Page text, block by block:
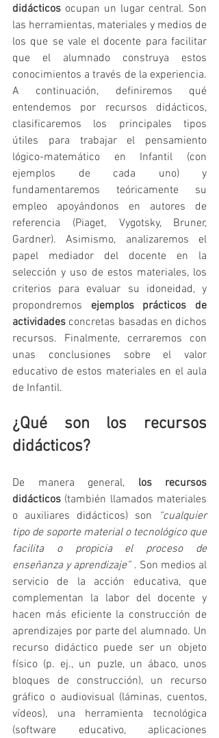
didácticos ocupan un lugar central. Son
las herramientas, materiales y medios de
los que se vale el docente para facilitar
que el alumnado construya estos
conocimientos a través de la experiencia.
A continuación, definiremos qué
entendemos por recursos didácticos,
clasificaremos los principales tipos
útiles para trabajar el pensamiento
lógico-matemático en Infantil (con
ejemplos de cada uno) y
fundamentaremos teóricamente su
empleo apoyándonos en autores de
referencia (Piaget, Vygotsky, Bruner,
Gardner). Asimismo, analizaremos el
papel mediador del docente en la
selección y uso de estos materiales, los
criterios para evaluar su idoneidad, y
propondremos ejemplos prácticos de
actividades concretas basadas en dichos
recursos. Finalmente, cerraremos con
unas conclusiones sobre el valor
educativo de estos materiales en el aula
de Infantil.
¿Qué son los recursos
didácticos?
De manera general, los recursos
didácticos (también llamados materiales
o auxiliares didácticos) son
“cualquier
tipo de soporte material o tecnológico que
facilita o propicia el proceso de
enseñanza y aprendizaje” . Son medios al
servicio de la acción educativa, que
complementan la labor del docente y
hacen más eficiente la construcción de
aprendizajes por parte del alumnado. Un
recurso didáctico puede ser un objeto
físico (p. ej., un puzle, un ábaco, unos
bloques de construcción), un recurso
gráfico o audiovisual (láminas, cuentos,
vídeos), una herramienta tecnológica
(software educativo, aplicaciones